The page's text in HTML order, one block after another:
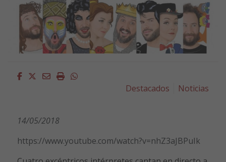
Facebook
Twitter
EmailImprimirWhatsapp
Destacados
Noticias
14/05/2018
https://www.youtube.com/watch?v=nhZ3aJBPuIk